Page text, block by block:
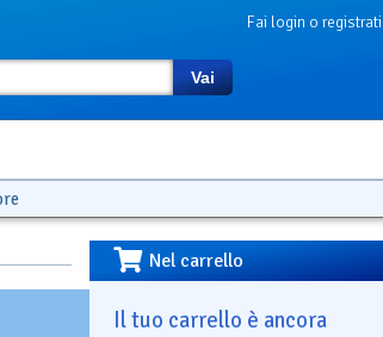
Fai login o registrati
Vai
Nel carrello
Il tuo carrello è ancora